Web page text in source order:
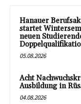
Hanauer
startet
neuen
05.08.2026
Acht
Ausbildung in
04.08.2026